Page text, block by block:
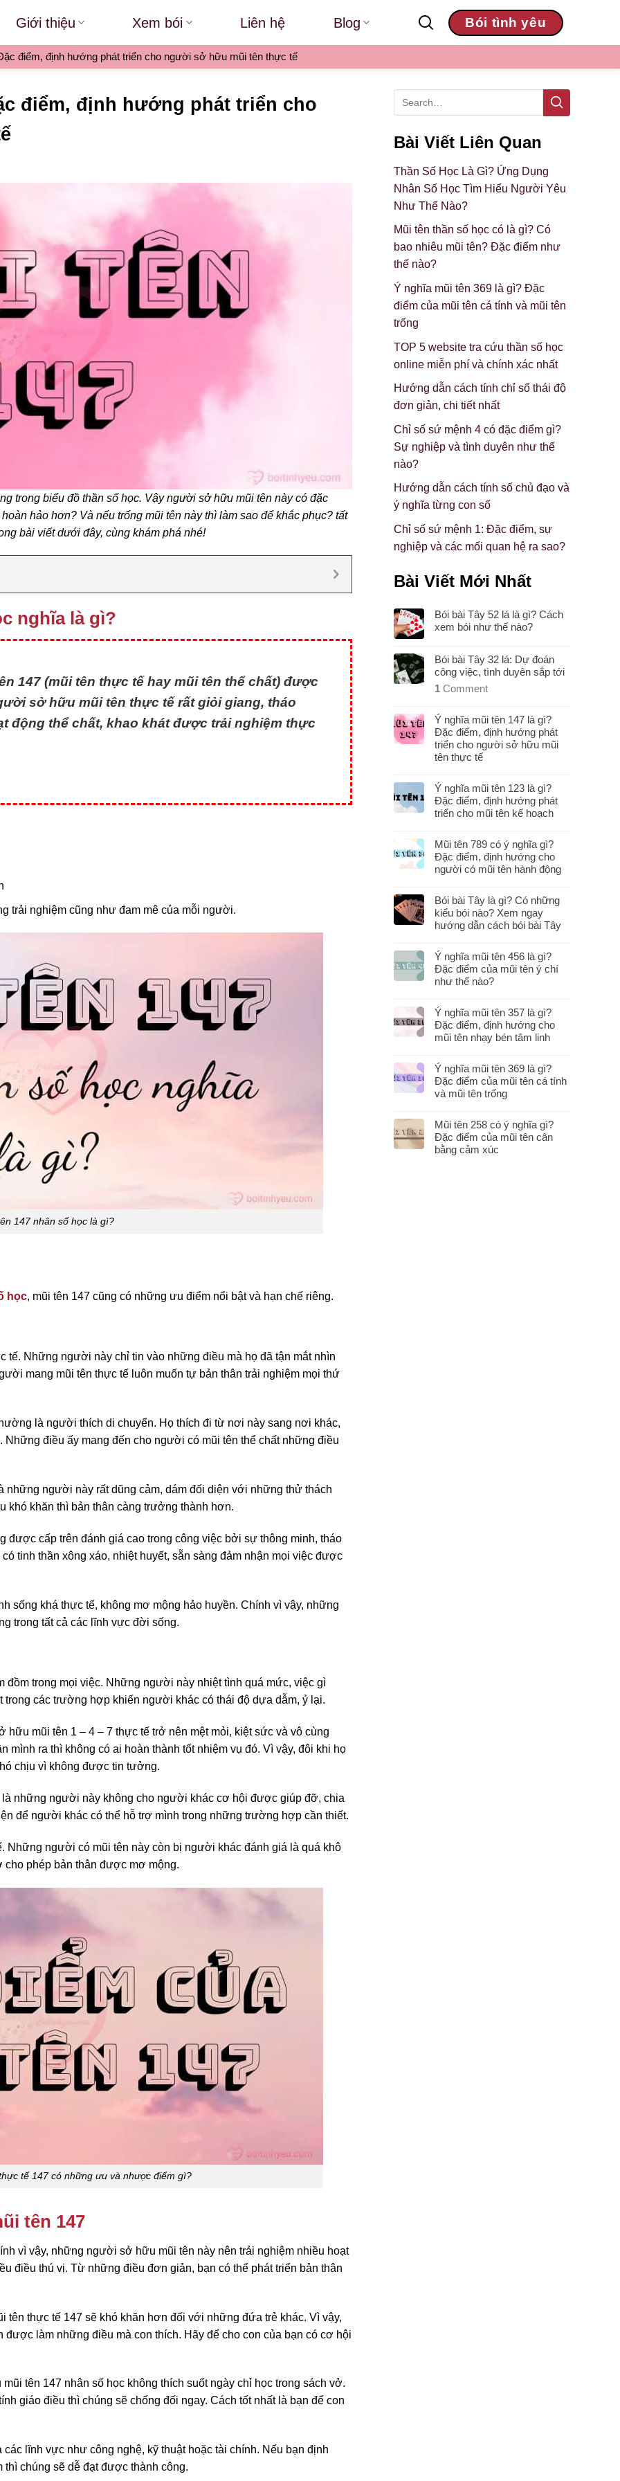
Giới thiệu Xem bói Liên hệ Blog Bói tình yêu
điểm, định hướng phát triển cho người sở hữu mũi tên thực tế
điểm, định hướng phát triển cho
trong biểu đồ thần số học. Vậy người sở hữu mũi tên này có đặc
hảo hơn? Và nếu trống mũi tên này thì làm sao để khắc phục? tất
bài viết dưới đây, cùng khám phá nhé!
nghĩa là gì?
147 (mũi tên thực tế hay mũi tên thể chất) được
sở hữu mũi tên thực tế rất giỏi giang, tháo
động thể chất, khao khát được trải nghiệm thực
trải nghiệm cũng như đam mê của mỗi người.
147 nhân số học là gì?
học, mũi tên 147 cũng có những ưu điểm nổi bật và hạn chế riêng.
Những người này chỉ tin vào những điều mà họ đã tận mắt nhìn
mang mũi tên thực tế luôn muốn tự bản thân trải nghiệm mọi thứ
là người thích di chuyển. Họ thích đi từ nơi này sang nơi khác,
điều ấy mang đến cho người có mũi tên thể chất những điều
người này rất dũng cảm, dám đối diện với những thử thách
khó khăn thì bản thân càng trưởng thành hơn.
được cấp trên đánh giá cao trong công việc bởi sự thông minh, tháo
tinh thần xông xáo, nhiệt huyết, sẵn sàng đảm nhận mọi việc được
sống khá thực tế, không mơ mộng hảo huyền. Chính vì vậy, những
trong tất cả các lĩnh vực đời sống.
trong mọi việc. Những người này nhiệt tình quá mức, việc gì
trong các trường hợp khiến người khác có thái độ dựa dẫm, ỷ lại.
mũi tên 1 – 4 – 7 thực tế trở nên mệt mỏi, kiệt sức và vô cùng
ra thì không có ai hoàn thành tốt nhiệm vụ đó. Vì vậy, đôi khi họ
chịu vì không được tin tưởng.
những người này không cho người khác cơ hội được giúp đỡ, chia
để người khác có thể hỗ trợ mình trong những trường hợp cần thiết.
người có mũi tên này còn bị người khác đánh giá là quá khô
cho phép bản thân được mơ mộng.
tế 147 có những ưu và nhược điểm gì?
tên 147
vì vậy, những người sở hữu mũi tên này nên trải nghiệm nhiều hoạt
điều thú vị. Từ những điều đơn giản, bạn có thể phát triển bản thân
thực tế 147 sẽ khó khăn hơn đối với những đứa trẻ khác. Vì vậy,
làm những điều mà con thích. Hãy để cho con của bạn có cơ hội
tên 147 nhân số học không thích suốt ngày chỉ học trong sách vở.
giáo điều thì chúng sẽ chống đối ngay. Cách tốt nhất là bạn để con
lĩnh vực như công nghệ, kỹ thuật hoặc tài chính. Nếu bạn định
chúng sẽ dễ đạt được thành công.
Bài Viết Liên Quan
Thần Số Học Là Gì? Ứng Dụng
Nhân Số Học Tìm Hiểu Người Yêu
Như Thế Nào?
Mũi tên thần số học có là gì? Có
bao nhiêu mũi tên? Đặc điểm như
thế nào?
Ý nghĩa mũi tên 369 là gì? Đặc
điểm của mũi tên cá tính và mũi tên
trống
TOP 5 website tra cứu thần số học
online miễn phí và chính xác nhất
Hướng dẫn cách tính chỉ số thái độ
đơn giản, chi tiết nhất
Chỉ số sứ mệnh 4 có đặc điểm gì?
Sự nghiệp và tình duyên như thế
nào?
Hướng dẫn cách tính số chủ đạo và
ý nghĩa từng con số
Chỉ số sứ mệnh 1: Đặc điểm, sự
nghiệp và các mối quan hệ ra sao?
Bài Viết Mới Nhất
Bói bài Tây 52 lá là gì? Cách
xem bói như thế nào?
Bói bài Tây 32 lá: Dự đoán
công việc, tình duyên sắp tới
1 Comment
Ý nghĩa mũi tên 147 là gì?
Đặc điểm, định hướng phát
triển cho người sở hữu mũi
tên thực tế
Ý nghĩa mũi tên 123 là gì?
Đặc điểm, định hướng phát
triển cho mũi tên kế hoạch
Mũi tên 789 có ý nghĩa gì?
Đặc điểm, định hướng cho
người có mũi tên hành động
Bói bài Tây là gì? Có những
kiểu bói nào? Xem ngay
hướng dẫn cách bói bài Tây
Ý nghĩa mũi tên 456 là gì?
Đặc điểm của mũi tên ý chí
như thế nào?
Ý nghĩa mũi tên 357 là gì?
Đặc điểm, định hướng cho
mũi tên nhạy bén tâm linh
Ý nghĩa mũi tên 369 là gì?
Đặc điểm của mũi tên cá tính
và mũi tên trống
Mũi tên 258 có ý nghĩa gì?
Đặc điểm của mũi tên cân
bằng cảm xúc